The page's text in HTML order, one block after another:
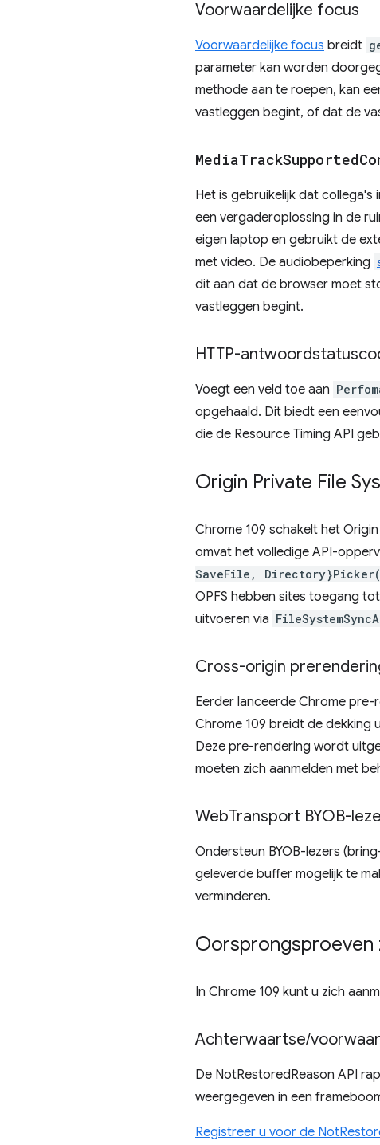
Voorwaardelijke focus
Voorwaardelijke focus breidt
parameter kan worden
methode aan te roepen, kan
vastleggen begint, of dat de
MediaTrackSupported
Het is gebruikelijk dat collega's
een vergaderoplossing in de
eigen laptop en gebruikt de
met video. De audiobeperking
dit aan dat de browser moet
vastleggen begint.
HTTP-
Voegt een veld toe aan
opgehaald. Dit biedt een
die de Resource Timing API
Origin Private File
Chrome 109 schakelt het
omvat het volledige API-
SaveFile,
OPFS hebben sites toegang
uitvoeren via
Cross-origin
Eerder lanceerde Chrome
Chrome 109 breidt de
Deze pre-rendering wordt
moeten zich aanmelden met
WebTransport BYOB-
Ondersteun BYOB-lezers
geleverde buffer mogelijk te
verminderen.
Oorsprongsproeven
In Chrome 109 kunt u zich
Achterwaartse/
De NotRestoredReason API
weergegeven in een
Registreer u voor de